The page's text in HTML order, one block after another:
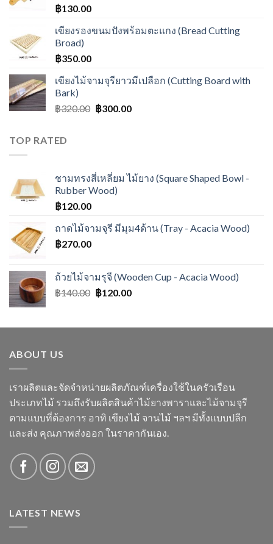
฿130.00
เขียงรองขนมปังพร้อมตะแกง (Bread Cutting
Broad)
฿350.00
เขียงไม้จามจุรียาวมีเปลือก (Cutting Board with
Bark)
฿320.00 ฿300.00
TOP RATED
ชามทรงสี่เหลี่ยม ไม้ยาง (Square Shaped Bowl -
Rubber Wood)
฿120.00
ถาดไม้จามจุรี มีมุม4ด้าน (Tray - Acacia Wood)
฿270.00
ถ้วยไม้จามรุจี (Wooden Cup - Acacia Wood)
฿140.00 ฿120.00
ABOUT US
เราผลิตและจัดจำหน่ายผลิตภัณฑ์เครื่องใช้ในครัวเรือน
ประเภทไม้ รวมถึงรับผลิตสินค้าไม้ยางพาราและไม้จามจุรี
ตามแบบที่ต้องการ อาทิ เขียงไม้ จานไม้ ฯลฯ มีทั้งแบบปลีก
และส่ง คุณภาพส่งออก ในราคากันเอง.
LATEST NEWS